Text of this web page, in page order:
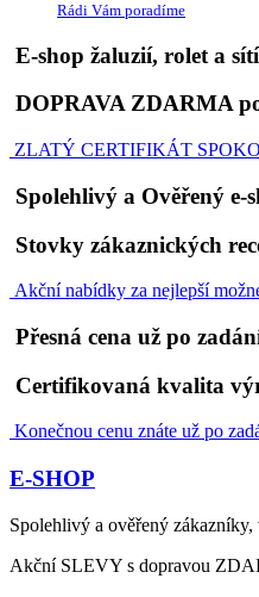
Rádi Vám poradíme
E-shop žaluzií, rolet a
DOPRAVA ZDARMA
ZLATÝ CERTIFIKÁT
Spolehlivý a Ověřený e-
Stovky zákaznických
Akční nabídky za nejlepší
Přesná cena už po
Certifikovaná kvalita
Konečnou cenu znáte už po
E-SHOP
Spolehlivý a ověřený zákazníky,
Akční SLEVY s dopravou